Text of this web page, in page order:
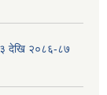
देखि २०८६-८७